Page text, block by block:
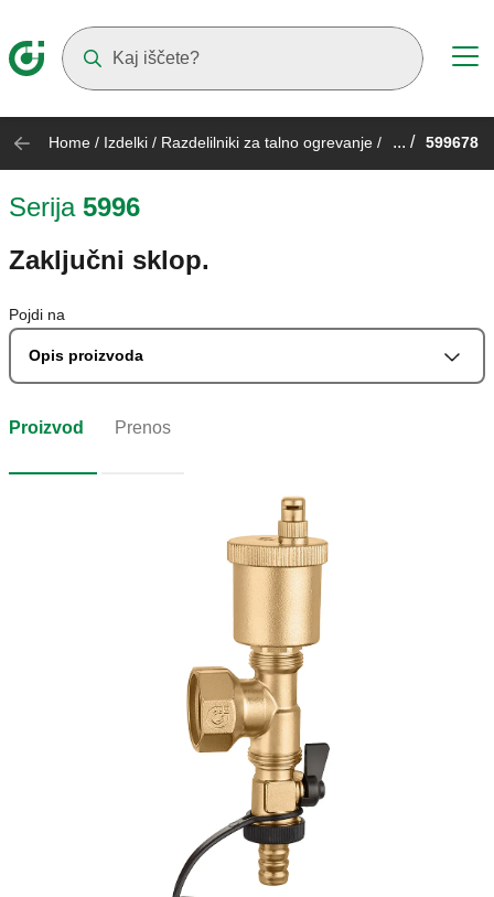
Home / Izdelki / Razdelilniki za talno ogrevanje / ... / 599678
Serija 5996
Zaključni sklop.
Pojdi na
Opis proizvoda
Proizvod Prenos